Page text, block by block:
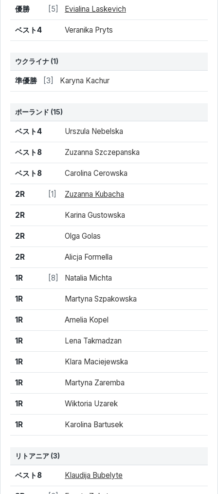
結果 シード 選手名
優勝 [5] Evialina Laskevich
ベスト4 Veranika Pryts
ウクライナ (1)
結果 シード 選手名
準優勝 [3] Karyna Kachur
ポーランド (15)
結果 シード 選手名
ベスト4 Urszula Nebelska
ベスト8 Zuzanna Szczepanska
ベスト8 Carolina Cerowska
2R [1] Zuzanna Kubacha
2R Karina Gustowska
2R Olga Golas
2R Alicja Formella
1R [8] Natalia Michta
1R Martyna Szpakowska
1R Amelia Kopel
1R Lena Takmadzan
1R Klara Maciejewska
1R Martyna Zaremba
1R Wiktoria Uzarek
1R Karolina Bartusek
リトアニア (3)
結果 シード 選手名
ベスト8 Klaudija Bubelyte